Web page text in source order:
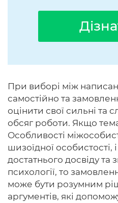
При виборі між
самостійно та
оцінити свої сильні та
обсяг роботи. Якщо
Особливості
шизоїдної особистості,
достатнього досвіду та
психології, то
може бути розумним
аргументів, які